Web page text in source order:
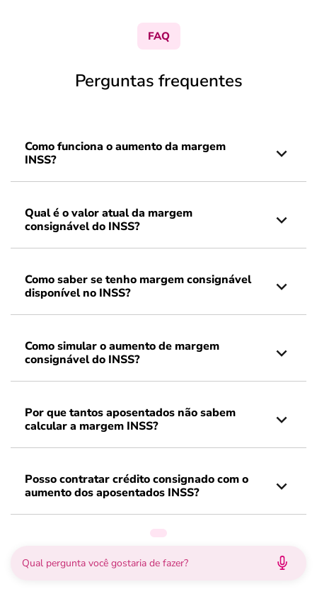
FAQ
Perguntas frequentes
Como funciona o aumento da margem
INSS?
Qual é o valor atual da margem
consignável do INSS?
Como saber se tenho margem consignável
disponível no INSS?
Como simular o aumento de margem
consignável do INSS?
Por que tantos aposentados não sabem
calcular a margem INSS?
Posso contratar crédito consignado com o
aumento dos aposentados INSS?